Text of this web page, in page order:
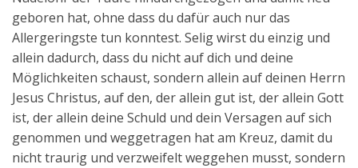
geboren hat, ohne dass du dafür auch nur das
Allergeringste tun konntest. Selig wirst du einzig und
allein dadurch, dass du nicht auf dich und deine
Möglichkeiten schaust, sondern allein auf deinen Herrn
Jesus Christus, auf den, der allein gut ist, der allein Gott
ist, der allein deine Schuld und dein Versagen auf sich
genommen und weggetragen hat am Kreuz, damit du
nicht traurig und verzweifelt weggehen musst, sondern